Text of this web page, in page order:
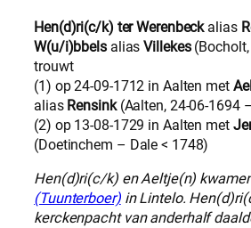
Hen(d)ri(c/k) ter Werenbeckalias
W(u/i)bbelsaliasVillekes(Bocholt,
trouwt
(1) op 24-09-1712 in Aalten met
alias Rensink(Aalten, 24-06-1694
(2) op 13-08-1729 in Aalten met
(Doetinchem – Dale < 1748)
Hen(d)ri(c/k) en Aeltje(n)
(Tuunterboer)in Lintelo.
kerckenpacht van anderhalf